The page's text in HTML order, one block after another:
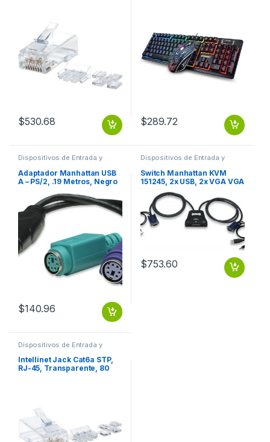
$530.68 $289.72
Dispositivos de Entrada y
Adaptador Manhattan USB
A – PS/2, .19 Metros, Negro
TECLADO Y MOUSE
$140.96
Dispositivos de Entrada y
Switch Manhattan KVM
151245, 2x USB, 2x VGA VGA
CABLES
$753.60
Dispositivos de Entrada y
Salida
Intellinet Jack Cat6a STP,
RJ-45, Transparente, 80